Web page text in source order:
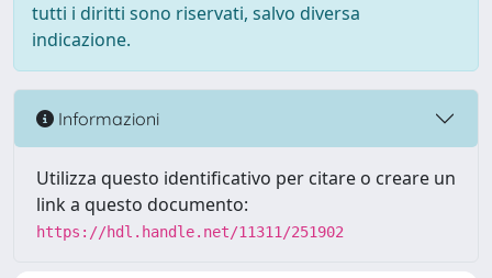
tutti i diritti sono riservati, salvo diversa
indicazione.
Informazioni
Utilizza questo identificativo per citare o creare un
link a questo documento:
https://hdl.handle.net/11311/251902